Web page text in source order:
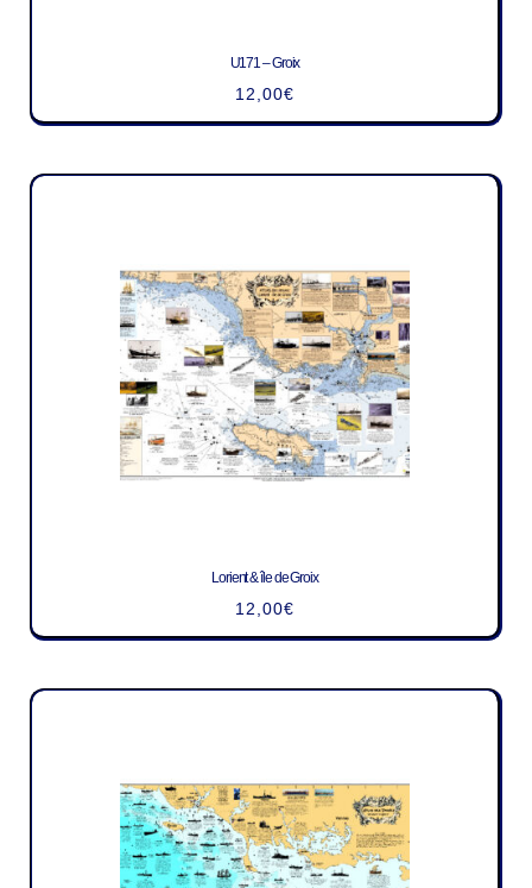
U171 – Groix
12,00€
Lorient & île de Groix
12,00€